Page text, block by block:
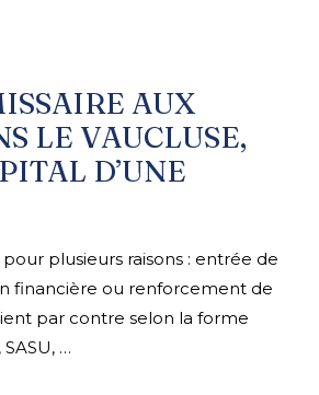
AUX
LE VAUCLUSE,
D’UNE
plusieurs raisons : entrée de
financière ou renforcement de
par contre selon la forme
…